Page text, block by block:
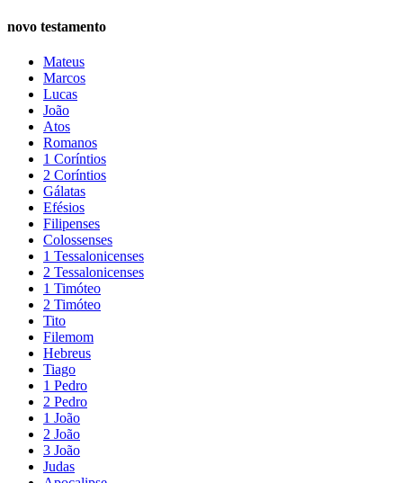
novo testamento
Mateus
Marcos
Lucas
João
Atos
Romanos
1 Coríntios
2 Coríntios
Gálatas
Efésios
Filipenses
Colossenses
1 Tessalonicenses
2 Tessalonicenses
1 Timóteo
2 Timóteo
Tito
Filemom
Hebreus
Tiago
1 Pedro
2 Pedro
1 João
2 João
3 João
Judas